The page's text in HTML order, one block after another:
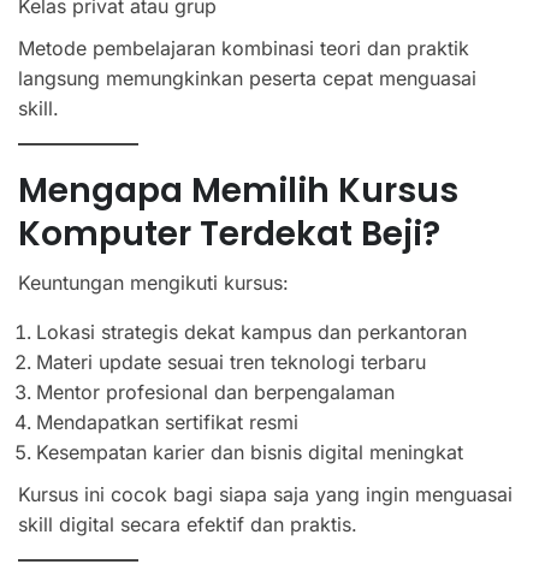
Kelas privat atau grup
Metode pembelajaran kombinasi teori dan praktik
langsung memungkinkan peserta cepat menguasai
skill.
Mengapa Memilih Kursus
Komputer Terdekat Beji?
Keuntungan mengikuti kursus:
Lokasi strategis dekat kampus dan perkantoran
Materi update sesuai tren teknologi terbaru
Mentor profesional dan berpengalaman
Mendapatkan sertifikat resmi
Kesempatan karier dan bisnis digital meningkat
Kursus ini cocok bagi siapa saja yang ingin menguasai
skill digital secara efektif dan praktis.